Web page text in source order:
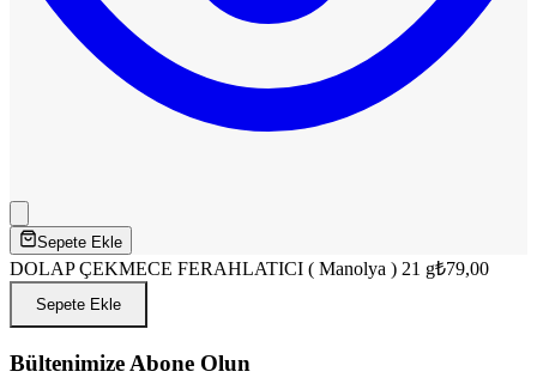
Sepete Ekle
DOLAP ÇEKMECE FERAHLATICI ( Manolya ) 21 g₺79,00
Sepete Ekle
Bültenimize Abone Olun